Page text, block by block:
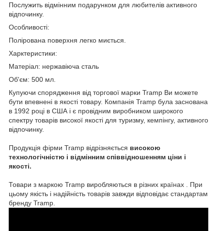
Послужить відмінним подарунком для любителів активного
відпочинку.
Особливості:
Полірована поверхня легко миється.
Харктеристики:
Матеріал: нержавіюча сталь
Об'єм: 500 мл.
Купуючи спорядження від торгової марки Tramp Ви можете
бути впевнені в якості товару. Компанія Tramp була заснована
в 1992 році в США і є провідним виробником широкого
спектру товарів високої якості для туризму, кемпінгу, активного
відпочинку.
Продукція фірми Tramp відрізняється високою
технологічністю і відмінним співвідношенням ціни і
якості.
Товари з маркою Tramp виробляються в різних країнах . При
цьому якість і надійність товарів завжди відповідає стандартам
бренду Tramp.